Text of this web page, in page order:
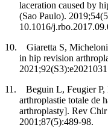
laceration caused by
(Sao Paulo).
10.1016/
10. Giaretta S, Micheloni
in hip revision
11. Beguin L, Feugier P,
arthroplastie totale de
arthroplasty]. Rev
2001;87(5):489-98.